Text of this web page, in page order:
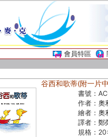
會員特區
谷西和歌蒂(附一片
書號：
作者： 奧
繪者： 奧
譯者： 鄭
規格：